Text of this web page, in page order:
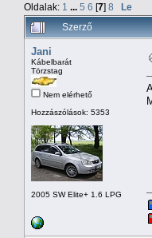
Oldalak: 1 ... 5 6 [7] 8
Le
Szerző
Jani
Kábelbarát
Törzstag
Nem elérhető
Hozzászólások: 5353
2005 SW Elite+ 1.6 LPG